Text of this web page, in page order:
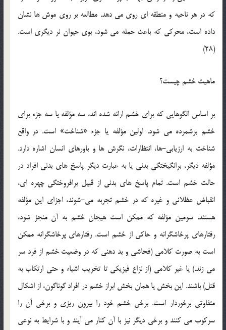
که در هر ناحیه و منطقه ای روی می دهد. مطالعه بر روی موش ها نشان
داده است، محرکی که باعث حمله می شود، بوی حیوان نر دیگری است.
(28)
ماهیت خشم چیست؟
بر اساس الگوهایی که برای خشم ارائه شده اند، سه مؤلفه یا سه جزء برای
خشم برشمرده می شود. اولین مؤلفه یا جزء «شناخت» است. در واقع
شناخت به ارزیابی-ها، انتظارات، نگرش ها و باورهای انسان اشاره دارد.
مؤلفه دیگر، برانگیختگی بدنی یا به عبارت دیگر پاسخ های بدنی افراد در
حالت خشم است. تمام پاسخ های بدنی از قبیل برافروختگی چهره ای،
انقباض عظلانی و غیره که در خشم تجربه می-شوند، اجزای این مؤلفه
هستند. سومین مؤلفه که ممکن است هیجان خشم به آن منجز شود،
رفتارهای پرخاشگرانه و حاکی از خشم است. رفتارهای پرخاشگرانه ممکن
است به صورت کلامی (فحاشی و بد دهنی که در وضعیت خشم از فرد سر
می زند.) یا غیر کلامی (از نزاع فیزیکی تا تخریب اشیاء و حتی ارتکاب به
قتل) باشند. این بخش یا همان بخش ابراز خشم در افراد گوناگون، از اشکال
متفاوتی برخوردار است. برخی خشم خود را بیرون ریزی و برخی آن را
سرکوب می کنند و برخی دیگر نیز با آن کنار می آیند و با شرایط به نوعی